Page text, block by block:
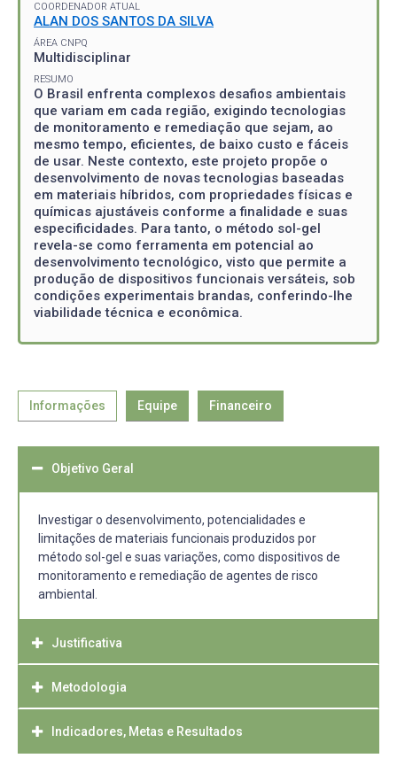
COORDENADOR ATUAL
ALAN DOS SANTOS DA SILVA
ÁREA CNPQ
Multidisciplinar
RESUMO
O Brasil enfrenta complexos desafios ambientais
que variam em cada região, exigindo tecnologias
de monitoramento e remediação que sejam, ao
mesmo tempo, eficientes, de baixo custo e fáceis
de usar. Neste contexto, este projeto propõe o
desenvolvimento de novas tecnologias baseadas
em materiais híbridos, com propriedades físicas e
químicas ajustáveis conforme a finalidade e suas
especificidades. Para tanto, o método sol-gel
revela-se como ferramenta em potencial ao
desenvolvimento tecnológico, visto que permite a
produção de dispositivos funcionais versáteis, sob
condições experimentais brandas, conferindo-lhe
viabilidade técnica e econômica.
Informações Equipe Financeiro
Objetivo Geral
Investigar o desenvolvimento, potencialidades e
limitações de materiais funcionais produzidos por
método sol-gel e suas variações, como dispositivos de
monitoramento e remediação de agentes de risco
ambiental.
Justificativa
Água potável pode ser considerado o bem mais valioso
comum a todo ser humano, porém o acesso a este
recurso fundamental ainda não é algo garantido a todos.
Metodologia
Inicialmente a proposta estará concentrada a remoção de
elementos potencialmente tóxicos, como arsênio,
Indicadores, Metas e Resultados